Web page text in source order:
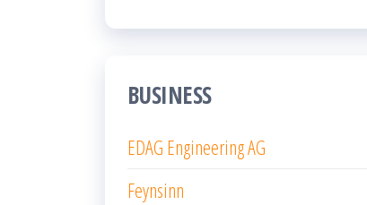
BUSINESS
EDAG Engineering AG
Feynsinn